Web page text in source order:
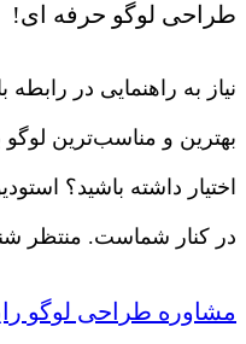
طراحی لوگو حرفه ای!
نیاز به راهنمایی در
بهترین و مناسب‌ترین
اختیار داشته باشید؟
در کنار شماست. منتظر
مشاوره طراحی لوگو